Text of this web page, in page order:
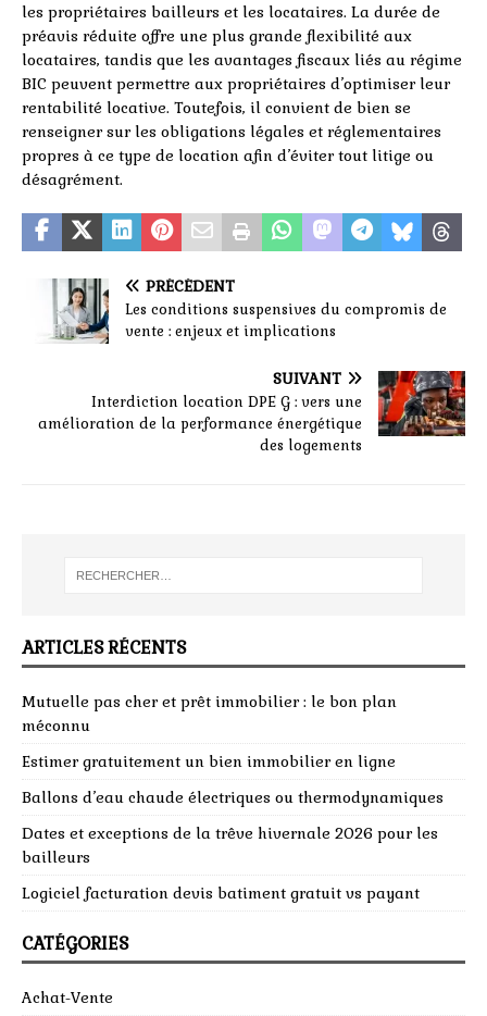
les propriétaires bailleurs et les locataires. La durée de
préavis réduite offre une plus grande flexibilité aux
locataires, tandis que les avantages fiscaux liés au régime
BIC peuvent permettre aux propriétaires d’optimiser leur
rentabilité locative. Toutefois, il convient de bien se
renseigner sur les obligations légales et réglementaires
propres à ce type de location afin d’éviter tout litige ou
désagrément.
PRÉCÉDENT
Les conditions suspensives du compromis de
vente : enjeux et implications
SUIVANT
Interdiction location DPE G : vers une
amélioration de la performance énergétique
des logements
ARTICLES RÉCENTS
Mutuelle pas cher et prêt immobilier : le bon plan
méconnu
Estimer gratuitement un bien immobilier en ligne
Ballons d’eau chaude électriques ou thermodynamiques
Dates et exceptions de la trêve hivernale 2026 pour les
bailleurs
Logiciel facturation devis batiment gratuit vs payant
CATÉGORIES
Achat-Vente